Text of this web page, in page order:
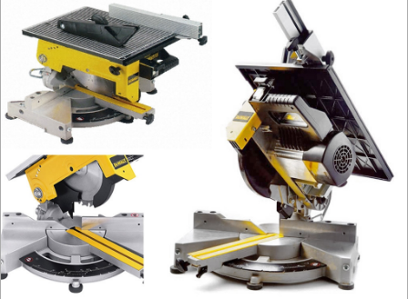
piły
brzeszczotowe
piły
płatnice
strugi
ręczne
system
FESTOOL
CMS